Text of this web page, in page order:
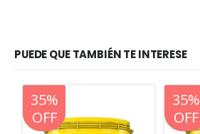
PUEDE QUE TAMBIÉN TE INTERESE
20%
OFF
35%
OFF
20%
OFF
35%
OFF